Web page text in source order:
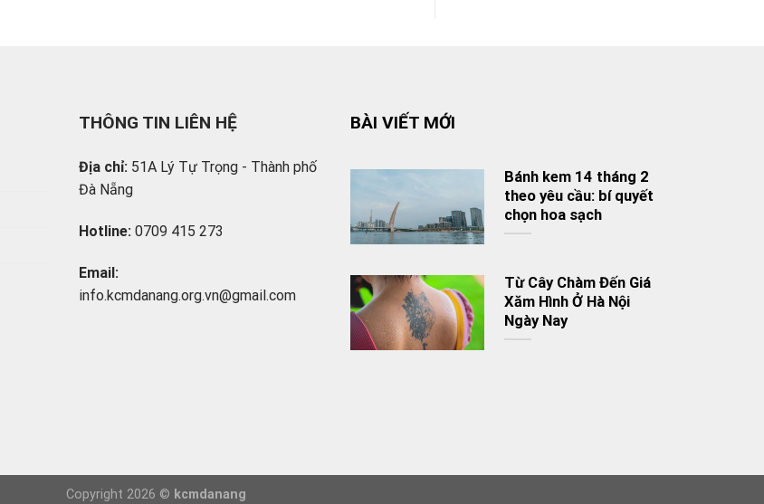
THÔNG TIN LIÊN HỆ
Địa chỉ: 51A Lý Tự Trọng - Thành phố
Đà Nẵng
Hotline: 0709 415 273
Email:
info.kcmdanang.org.vn@gmail.com
BÀI VIẾT MỚI
Bánh kem 14 tháng 2
theo yêu cầu: bí quyết
chọn hoa sạch
Từ Cây Chàm Đến Giá
Xăm Hình Ở Hà Nội
Ngày Nay
Copyright 2026 © kcmdanang